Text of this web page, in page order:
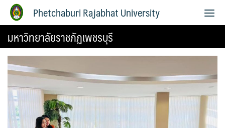
Phetchaburi Rajabhat University
มหาวิทยาลัยราชภัฏเพชรบุรี